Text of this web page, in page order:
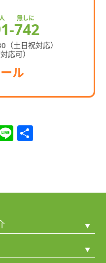
742
人 無しに
（⼟⽇祝対応）
応可）
ル
Li
）